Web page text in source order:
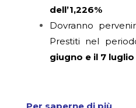
dell’1,226%
Dovranno
Prestiti nel
giugno e il 7